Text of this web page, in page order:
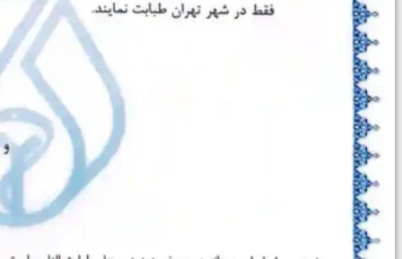
🔥درد قفسه سینه
📝بلاگ
⏰نوبت‌دهی آنلاین
👩🏻‍⚕️درباره ما